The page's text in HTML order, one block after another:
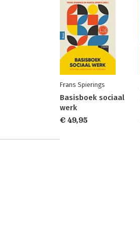
Frans Spierings
Basisboek sociaal
werk
€ 49,95